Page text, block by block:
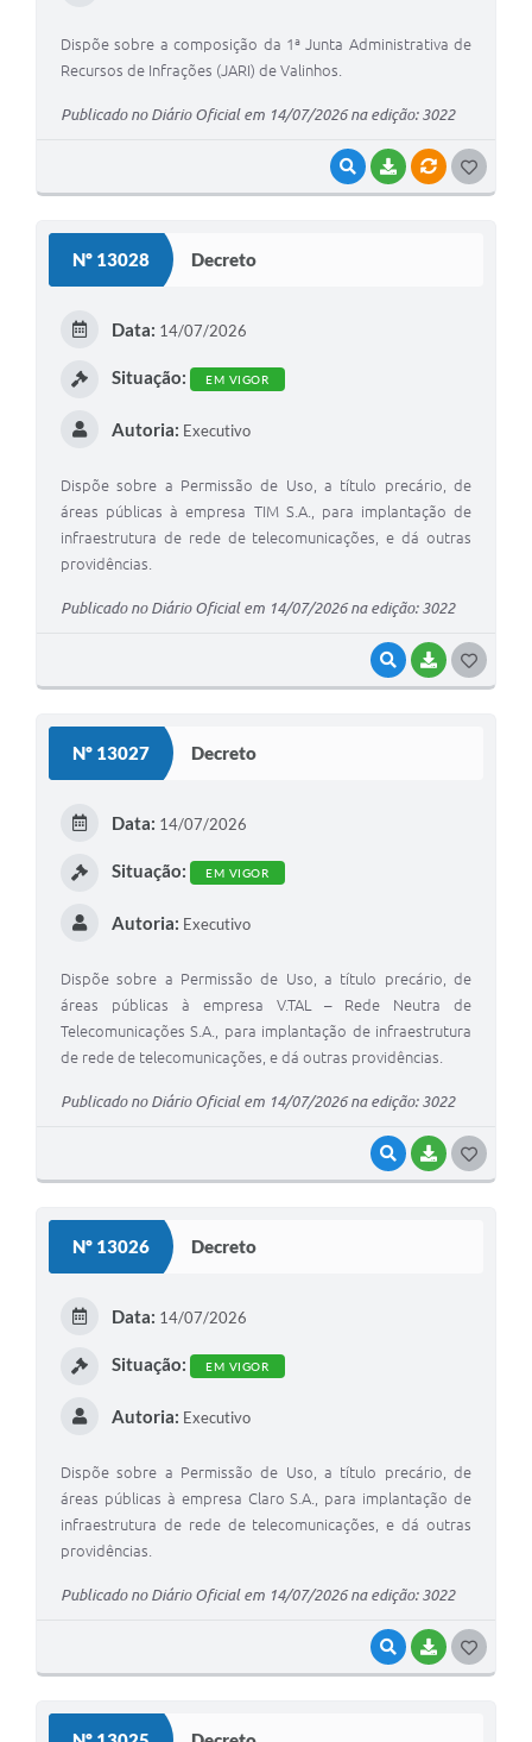
VISUALIZAR
BAIXARVÍNCULOS
Dispõe sobre a composição da 1ª Junta Administrativa de
Recursos de Infrações (JARI) de Valinhos.
Publicado no Diário Oficial em 14/07/2026 na edição: 3022
Nº 13028 Decreto
VISUALIZAR
BAIXAR
Data: 14/07/2026
Situação: EM VIGOR
Autoria: Executivo
Dispõe sobre a Permissão de Uso, a título precário, de
áreas públicas à empresa TIM S.A., para implantação de
infraestrutura de rede de telecomunicações, e dá outras
providências.
Publicado no Diário Oficial em 14/07/2026 na edição: 3022
Nº 13027 Decreto
VISUALIZAR
BAIXAR
Data: 14/07/2026
Situação: EM VIGOR
Autoria: Executivo
Dispõe sobre a Permissão de Uso, a título precário, de
áreas públicas à empresa V.TAL – Rede Neutra de
Telecomunicações S.A., para implantação de infraestrutura
de rede de telecomunicações, e dá outras providências.
Publicado no Diário Oficial em 14/07/2026 na edição: 3022
Nº 13026 Decreto
VISUALIZAR
BAIXAR
Data: 14/07/2026
Situação: EM VIGOR
Autoria: Executivo
Dispõe sobre a Permissão de Uso, a título precário, de
áreas públicas à empresa Claro S.A., para implantação de
infraestrutura de rede de telecomunicações, e dá outras
providências.
Publicado no Diário Oficial em 14/07/2026 na edição: 3022